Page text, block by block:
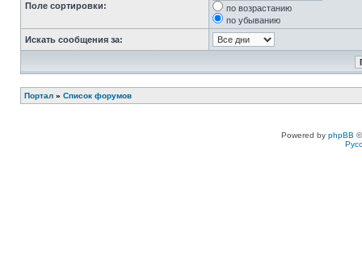
Поле сортировки:
по возрастанию
по убыванию
Искать сообщения за:
Портал » Список форумов
Powered by phpBB